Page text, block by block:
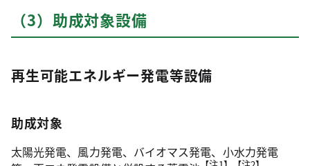
（3）助成対象設備
再生可能エネルギー発電等設備
助成対象
太陽光発電、風力発電、バイオマス発電、小水力発電